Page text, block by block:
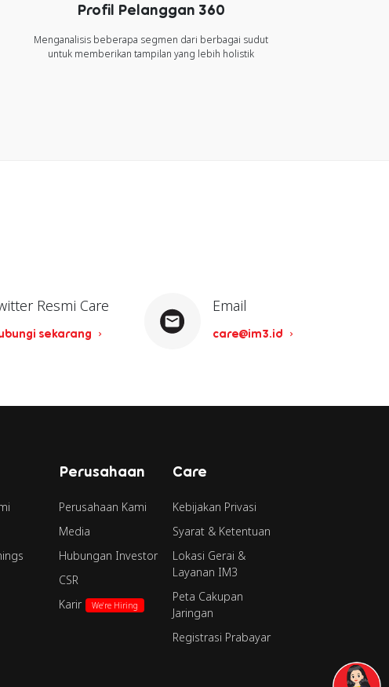
Profil Pelanggan 360
Menganalisis beberapa segmen dari berbagai sudut
untuk memberikan tampilan yang lebih holistik
Resmi Care
sekarang
Email
care@im3.id
Perusahaan
Perusahaan Kami
Media
Hubungan Investor
CSR
Karir
We're Hiring
Care
Kebijakan Privasi
Syarat & Ketentuan
Lokasi Gerai &
Layanan IM3
Peta Cakupan
Jaringan
Registrasi Prabayar